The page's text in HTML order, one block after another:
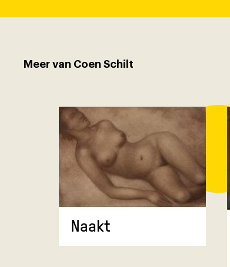
Meer van Coen Schilt
Naakt